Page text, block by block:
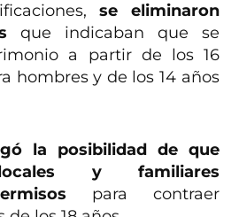
se eliminaron
que indicaban que se
a partir de los 16
hombres y de los 14 años
la posibilidad de que
y familiares
para contraer